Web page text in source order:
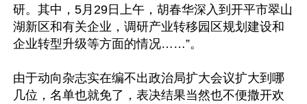
研。其中，5月29日上午，胡春华深入到开平市翠山
湖新区和有关企业，调研产业转移园区规划建设和
企业转型升级等方面的情况……”。
由于动向杂志实在编不出政治局扩大会议扩大到哪
几位，名单也就免了，表决结果当然也不便撒开欢